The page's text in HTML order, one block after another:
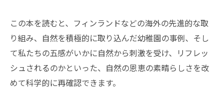
この本を読むと、フィンランドなどの海外の先進的な取
り組み、自然を積極的に取り込んだ幼稚園の事例、そし
て私たちの五感がいかに自然から刺激を受け、リフレッ
シュされるのかといった、自然の恩恵の素晴らしさを改
めて科学的に再確認できます。